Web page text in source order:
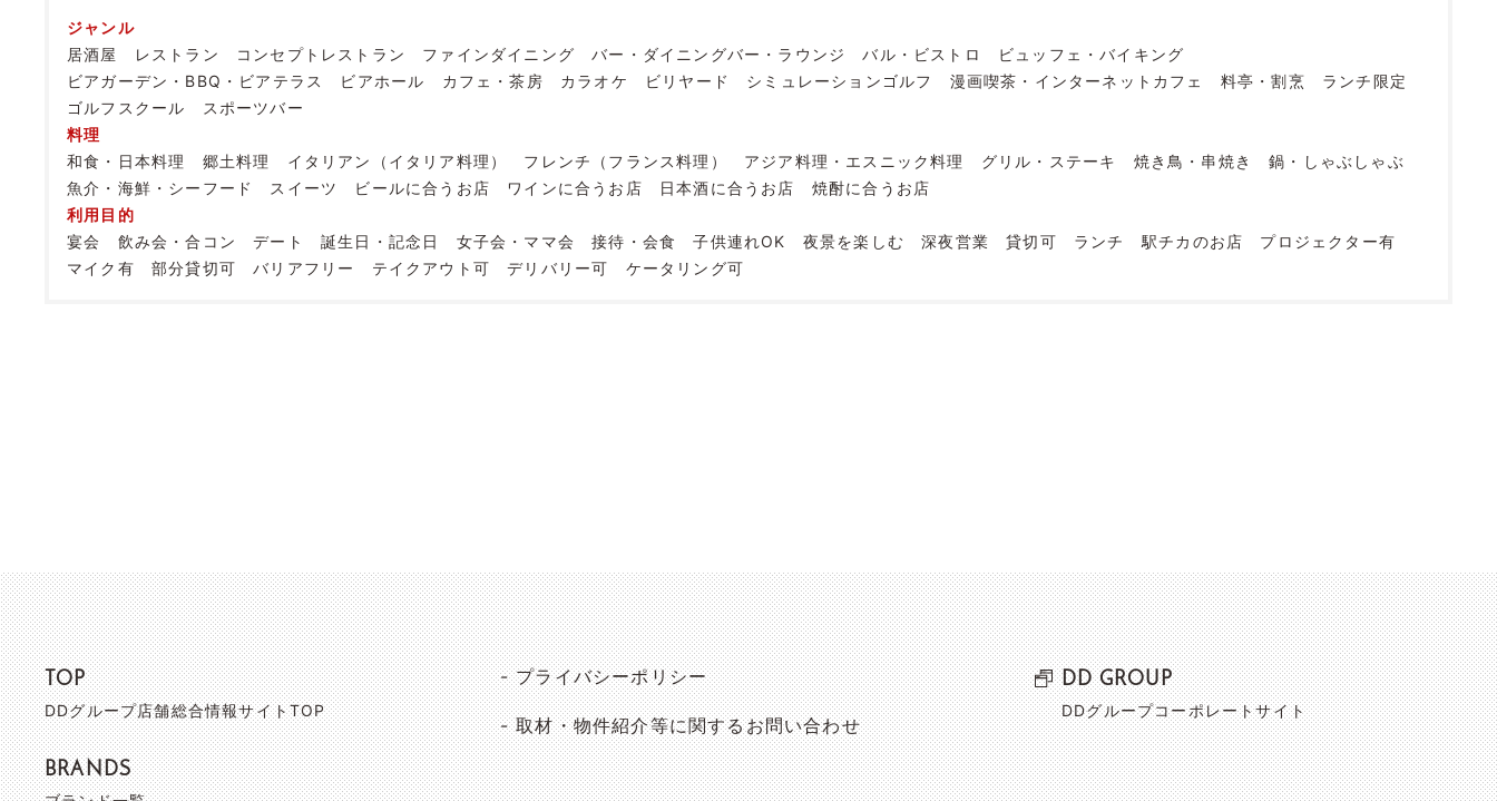
ジャンル
居酒屋
レストラン コンセプトレストラン ファインダイニング バー・ダイニングバー・ラウンジ バル・ビストロ
ビュッフェ・バイキング
ビアガーデン・BBQ・ビアテラス
ビアホール カフェ・茶房 カラオケ ビリヤード シミュレーションゴルフ 漫画喫茶・インターネットカフェ 料亭・割烹
ランチ限定
ゴルフスクール
スポーツバー
料理
和食・日本料理
郷土料理 イタリアン（イタリア料理） フレンチ（フランス料理） アジア料理・エスニック料理 グリル・ステーキ 焼き鳥・串焼き
鍋・しゃぶしゃぶ
魚介・海鮮・シーフード
スイーツ ビールに合うお店 ワインに合うお店 日本酒に合うお店
焼酎に合うお店
利用目的
宴会
飲み会・合コン デート 誕生日・記念日 女子会・ママ会 接待・会食 子供連れOK 夜景を楽しむ 深夜営業 貸切可 ランチ 駅チカのお店
プロジェクター有
マイク有
部分貸切可 バリアフリー テイクアウト可 デリバリー可 ケータリング可
TOP
DDグループ店舗総合情報サイトTOP
BRANDS
プライバシーポリシー
取材・物件紹介等に関するお問い合わせ
DD GROUP
DDグループコーポレートサイト